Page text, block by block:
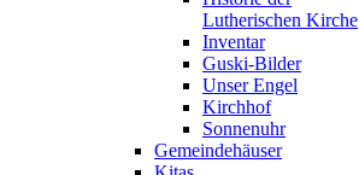
Lutherischen Kirche
Inventar
Guski-Bilder
Unser Engel
Kirchhof
Sonnenuhr
Gemeindehäuser